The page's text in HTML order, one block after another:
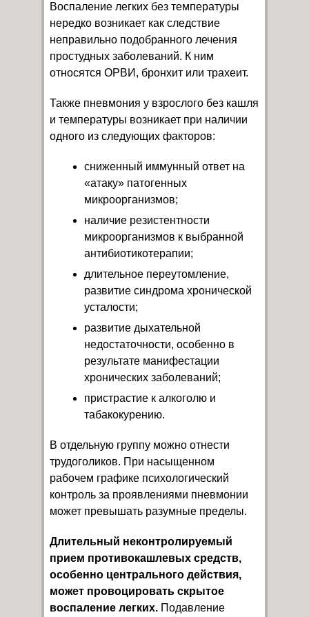
Воспаление легких без температуры
нередко возникает как следствие
неправильно подобранного лечения
простудных заболеваний. К ним
относятся ОРВИ, бронхит или трахеит.
Также пневмония у взрослого без кашля
и температуры возникает при наличии
одного из следующих факторов:
сниженный иммунный ответ на
«атаку» патогенных
микроорганизмов;
наличие резистентности
микроорганизмов к выбранной
антибиотикотерапии;
длительное переутомление,
развитие синдрома хронической
усталости;
развитие дыхательной
недостаточности, особенно в
результате манифестации
хронических заболеваний;
пристрастие к алкоголю и
табакокурению.
В отдельную группу можно отнести
трудоголиков. При насыщенном
рабочем графике психологический
контроль за проявлениями пневмонии
может превышать разумные пределы.
Длительный неконтролируемый
прием противокашлевых средств,
особенно центрального действия,
может провоцировать скрытое
воспаление легких. Подавление